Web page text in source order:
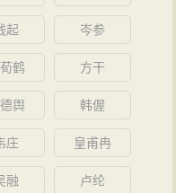
起 岑参
鹤 方干
舆 韩偓
庄 皇甫冉
融 卢纶